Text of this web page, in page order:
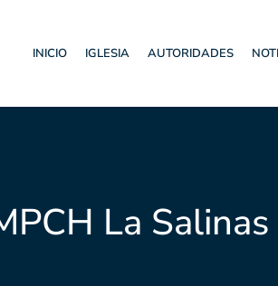
INICIO IGLESIA AUTORIDADES
La Salinas